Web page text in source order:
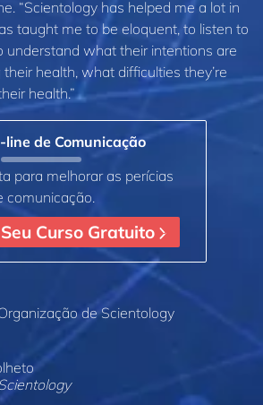
“Scientology has helped me a lot in
taught me to be eloquent, to listen to
understand what their intentions are
health, what difficulties they’re
health.”
de Comunicação
para melhorar as perícias
comunicação.
Curso Gratuito
de Scientology